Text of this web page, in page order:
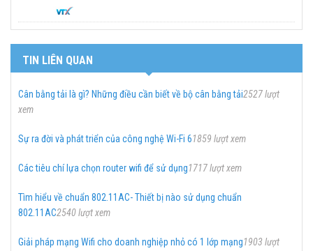
TIN LIÊN QUAN
Cân bằng tải là gì? Những điều cần biết về bộ cân bằng tải2527 lượt
xem
Sự ra đời và phát triển của công nghệ Wi-Fi 61859 lượt xem
Các tiêu chí lựa chọn router wifi để sử dụng1717 lượt xem
Tìm hiểu về chuẩn 802.11AC- Thiết bị nào sử dụng chuẩn
802.11AC2540 lượt xem
Giải pháp mạng Wifi cho doanh nghiệp nhỏ có 1 lớp mạng1903 lượt